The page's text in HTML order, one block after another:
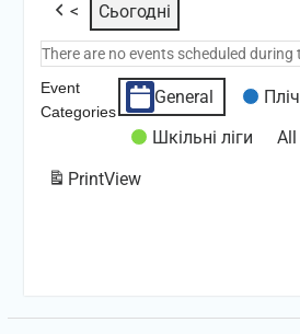
< Сьогодні
There are no events scheduled during
Event
Categories
General
Шкільні ліги
All
PrintView